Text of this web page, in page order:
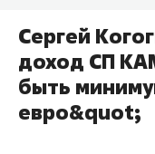
Сергей
доход СП
быть
евро&quot;